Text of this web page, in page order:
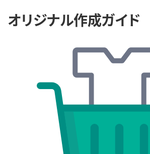
オリジナル作成ガイド